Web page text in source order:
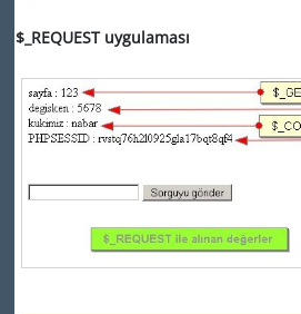
$_REQUESTuygulaması